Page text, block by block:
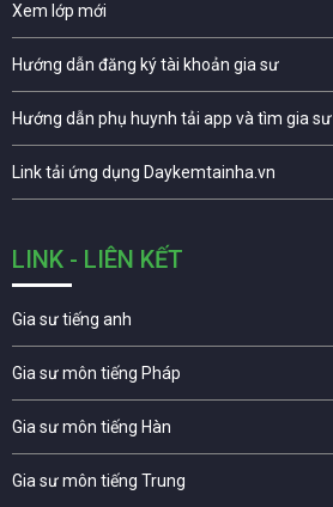
Xem lớp mới
Hướng dẫn đăng ký tài khoản gia sư
Hướng dẫn phụ huynh tải app và tìm gia sư
Link tải ứng dụng Daykemtainha.vn
LINK - LIÊN KẾT
Gia sư tiếng anh
Gia sư môn tiếng Pháp
Gia sư môn tiếng Hàn
Gia sư môn tiếng Trung